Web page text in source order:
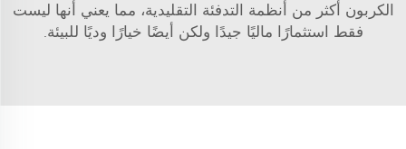
الكربون أكثر من أنظمة التدفئة التقليدية، مما يعني أنها ليست
فقط استثمارًا ماليًا جيدًا ولكن أيضًا خيارًا وديًا للبيئة.